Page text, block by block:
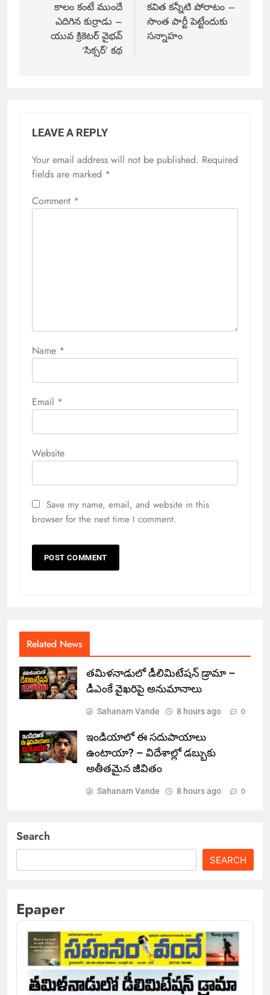
కాలం కంటే ముందే
ఎదిగిన కుర్రాడు –
యువ క్రికెటర్ వైభవ్
‘సిక్సర్’ కథ
కవిత కన్నీటి పోరాటం –
సొంత పార్టీ పెట్టేందుకు
సన్నాహం
LEAVE A REPLY
Your email address will not be published. Required
fields are marked *
Comment *
Name *
Email *
Website
Save my name, email, and website in this
browser for the next time I comment.
Related News
తమిళనాడులో డీలిమిటేషన్ డ్రామా –
డీఎంకే వైఖరిపై అనుమానాలు
Sahanam Vande 8 hours ago 0
ఇండియాలో‌ ఈ సదుపాయాలు
ఉంటాయా? – విదేశాల్లో డబ్బుకు
అతీతమైన జీవితం
Sahanam Vande 8 hours ago 0
Search
SEARCH
Epaper